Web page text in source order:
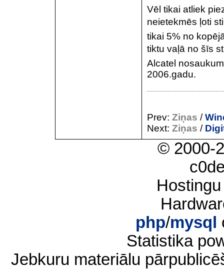
Vēl tikai atliek
neietekmēs ļoti
tikai 5% no
tiktu vaļā no
Alcatel
2006.gadu.
Prev: Ziņas /
Next: Ziņas /
© 2000-
php/mysql
Statistika
Jebkuru materiālu